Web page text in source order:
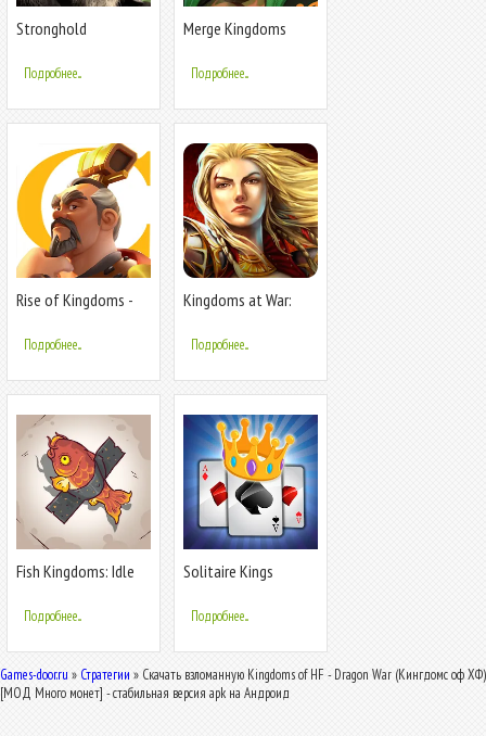
Stronghold
Подробнее...
Merge Kingdoms
Подробнее...
Rise of Kingdoms -
Подробнее...
Kingdoms at War:
Подробнее...
Fish Kingdoms: Idle
Подробнее...
Solitaire Kings
Подробнее...
Games-door.ru » Стратегии » Скачать взломанную Kingdoms of HF - Dragon War (Кингдомс оф ХФ)
[МОД Много монет] - стабильная версия apk на Андроид